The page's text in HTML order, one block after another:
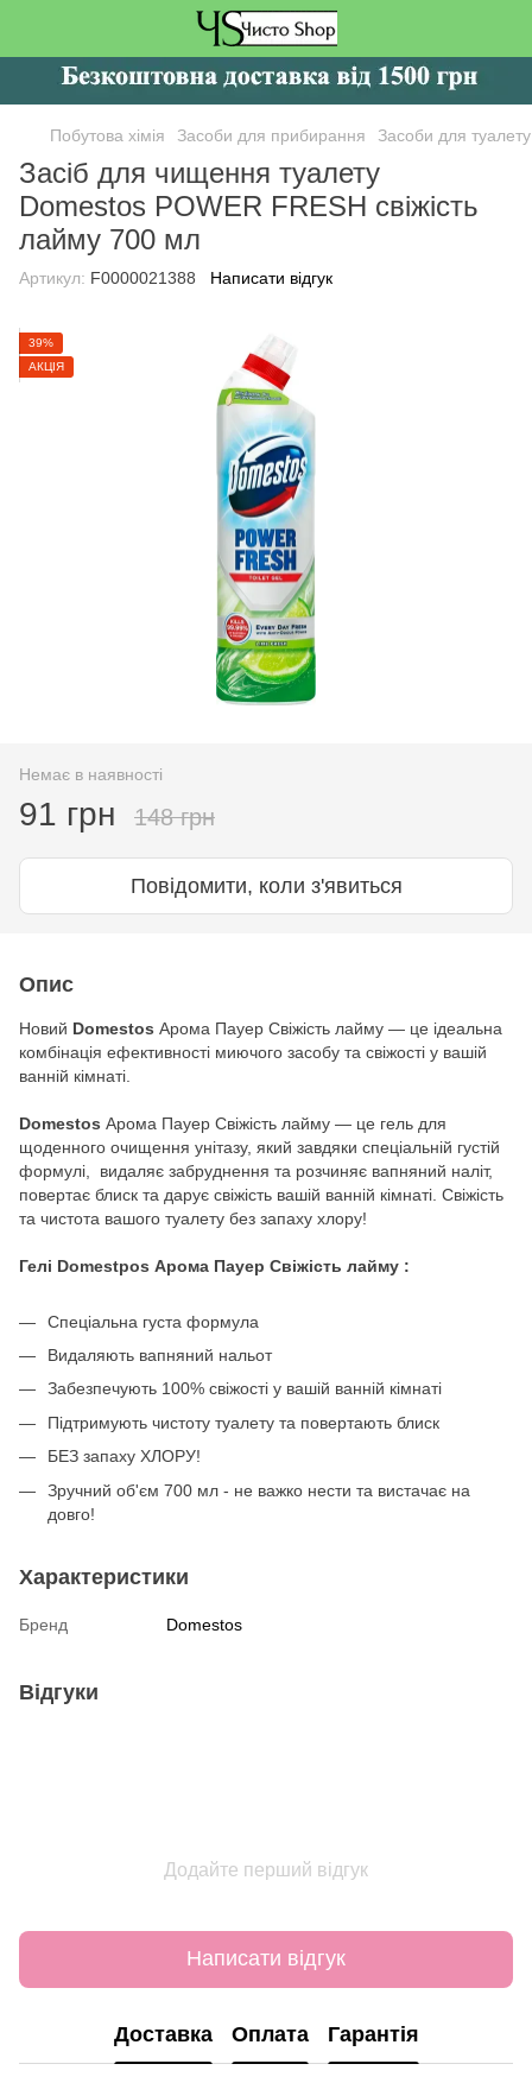
Побутова хімія Засоби для прибирання Засоби для туалету
Засіб для чищення туалету
Domestos POWER FRESH свіжість
лайму 700 мл
Артикул: F0000021388 Написати відгук
39%
АКЦІЯ
Немає в наявності
91 грн 148 грн
Повідомити, коли з'явиться
Опис
Новий Domestos Арома Пауер Свіжість лайму — це ідеальна
комбінація ефективності миючого засобу та свіжості у вашій
ванній кімнаті.
Domestos Арома Пауер Свіжість лайму — це гель для
щоденного очищення унітазу, який завдяки спеціальній густій
формулі, видаляє забруднення та розчиняє вапняний наліт,
повертає блиск та дарує свіжість вашій ванній кімнаті. Свіжість
та чистота вашого туалету без запаху хлору!
Гелі Domestpos Арома Пауер Свіжість лайму :
Спеціальна густа формула
Видаляють вапняний нальот
Забезпечують 100% свіжості у вашій ванній кімнаті
Підтримують чистоту туалету та повертають блиск
БЕЗ запаху ХЛОРУ!
Зручний об'єм 700 мл - не важко нести та вистачає на
довго!
Характеристики
Бренд Domestos
Відгуки
Додайте перший відгук
Написати відгук
Доставка Оплата Гарантія